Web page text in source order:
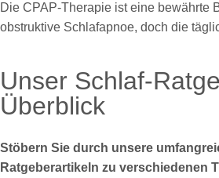
Die CPAP-Therapie ist eine bewährte
obstruktive Schlafapnoe, doch die
Unser Schlaf-
Überblick
Stöbern Sie durch unsere
Ratgeberartikeln zu verschiedenen